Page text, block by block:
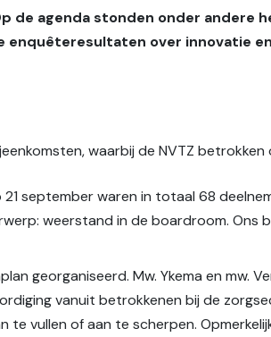
de agenda stonden onder andere
enquêteresultaten over innovatie
waarbij de NVTZ betrokken
21 september waren in totaal 68
weerstand in de boardroom. Ons
georganiseerd. Mw. Ykema en mw.
vanuit betrokkenen bij de
vullen of aan te scherpen.